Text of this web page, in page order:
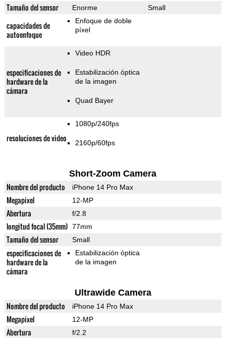
Tamaño del sensor Enorme Small
capacidades de
autoenfoque
Enfoque de doble
píxel
especificaciones de
hardware de la
cámara
Video HDR
Estabilización óptica
de la imagen
Quad Bayer
resoluciones de video
1080p/240fps
2160p/60fps
Short-Zoom Camera
Nombre del producto iPhone 14 Pro Max
Megapixel 12-MP
Abertura f/2.8
longitud focal (35mm) 77mm
Tamaño del sensor Small
especificaciones de
hardware de la
cámara
Estabilización óptica
de la imagen
Ultrawide Camera
Nombre del producto iPhone 14 Pro Max
Megapixel 12-MP
Abertura f/2.2